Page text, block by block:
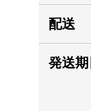
配送
発送期